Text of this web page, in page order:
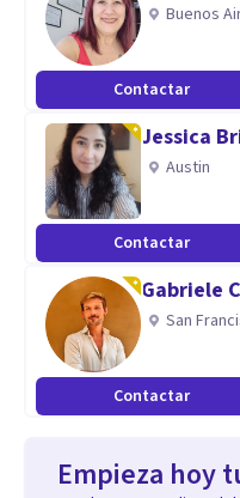
Buenos
Contactar
Jessica
Austin
Contactar
Gabriele
San
Contactar
Empieza hoy